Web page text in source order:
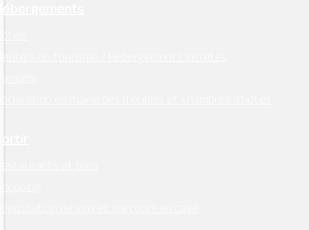
de tourisme / Hébergements insolites
en mairie des meublés et chambres d’hôtes
et bars
de vins et parcours en cave